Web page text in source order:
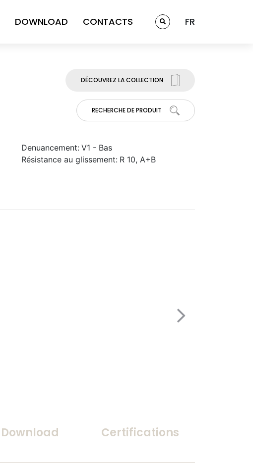
DOWNLOAD CONTACTS FR
DÉCOUVREZ LA COLLECTION
RECHERCHE DE PRODUIT
Denuancement: V1 - Bas
Résistance au glissement: R 10, A+B
Download Certifications